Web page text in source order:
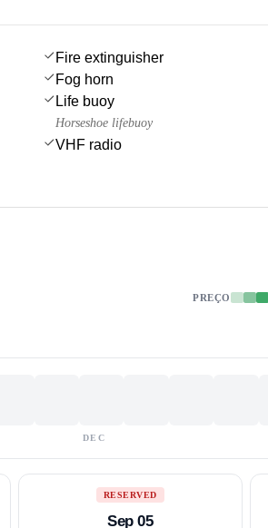
Fire extinguisher
Fog horn
Life buoy
Horseshoe lifebuoy
VHF radio
PREÇO
DEC
RESERVED
Sep 05